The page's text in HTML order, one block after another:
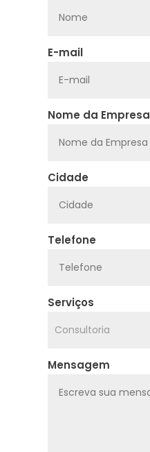
E-mail
Nome da Empresa
Cidade
Telefone
Serviços
Mensagem